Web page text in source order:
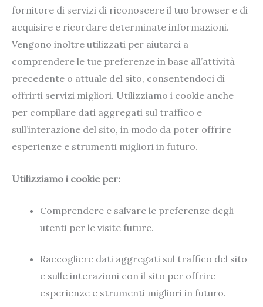
fornitore di servizi di riconoscere il tuo browser e di
acquisire e ricordare determinate informazioni.
Vengono inoltre utilizzati per aiutarci a
comprendere le tue preferenze in base all’attività
precedente o attuale del sito, consentendoci di
offrirti servizi migliori. Utilizziamo i cookie anche
per compilare dati aggregati sul traffico e
sull’interazione del sito, in modo da poter offrire
esperienze e strumenti migliori in futuro.
Utilizziamo i cookie per:
Comprendere e salvare le preferenze degli
utenti per le visite future.
Raccogliere dati aggregati sul traffico del sito
e sulle interazioni con il sito per offrire
esperienze e strumenti migliori in futuro.